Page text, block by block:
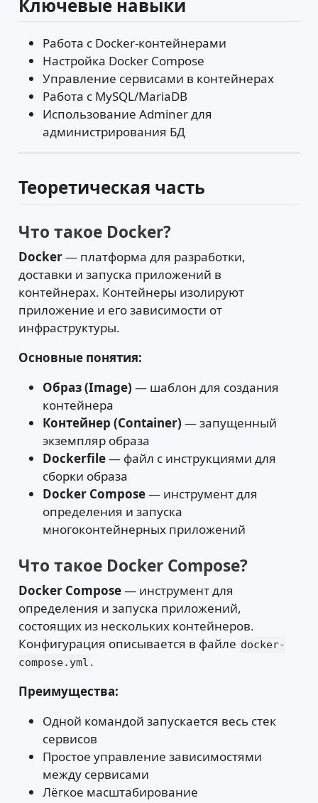
Ключевые навыки
Работа с Docker-контейнерами
Настройка Docker Compose
Управление сервисами в контейнерах
Работа с MySQL/MariaDB
Использование Adminer для
администрирования БД
Теоретическая часть
Что такое Docker?
Docker— платформа для разработки,
доставки и запуска приложений в
контейнерах. Контейнеры изолируют
приложение и его зависимости от
инфраструктуры.
Основные понятия:
Образ (Image) — шаблон для создания
контейнера
Контейнер (Container) — запущенный
экземпляр образа
Dockerfile— файл с инструкциями для
сборки образа
Docker Compose— инструмент для
определения и запуска
многоконтейнерных приложений
Что такое Docker Compose?
Docker Compose— инструмент для
определения и запуска приложений,
состоящих из нескольких контейнеров.
Конфигурация описывается в файле docker-
compose.yml .
Преимущества:
Одной командой запускается весь стек
сервисов
Простое управление зависимостями
между сервисами
Лёгкое масштабирование